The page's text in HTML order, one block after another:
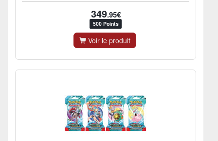
349.95€
500 Points
Voir le produit